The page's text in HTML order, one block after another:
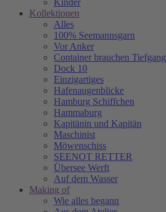
Kinder
Kollektionen
Alles
100% Seemannsgarn
Vor Anker
Container brauchen Tiefgang
Dock 10
Einzigartiges
Hafenaugen­blicke
Hamburg Schiffchen
Hammaburg
Kapitänin und Kapitän
Maschinist
Möwenschiss
SEENOT RETTER
Übersee Werft
Auf dem Wasser
Making of
Wie alles begann